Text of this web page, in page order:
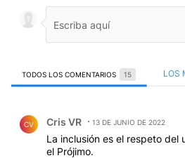
TODOS LOS COMENTARIOS 15 LOS
CV Cris VR 13 DE JUNIO DE 2022
La inclusión es el respeto del
el Prójimo.